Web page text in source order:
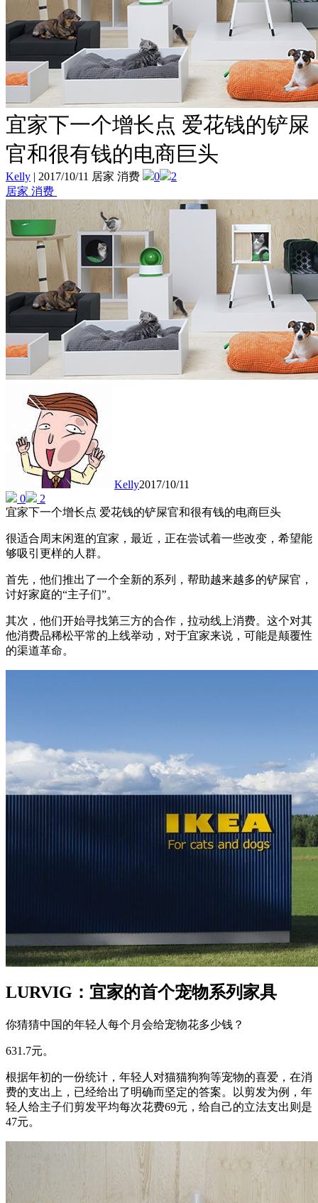
宜家下一个增长点 爱花钱的铲屎
官和很有钱的电商巨头
Kelly | 2017/10/11 居家 消费 0
2
居家 消费
Kelly2017/10/11
0
2
宜家下一个增长点 爱花钱的铲屎官和很有钱的电商巨头
很适合周末闲逛的宜家，最近，正在尝试着一些改变，希望能
够吸引更样的人群。
首先，他们推出了一个全新的系列，帮助越来越多的铲屎官，
讨好家庭的“主子们”。
其次，他们开始寻找第三方的合作，拉动线上消费。这个对其
他消费品稀松平常的上线举动，对于宜家来说，可能是颠覆性
的渠道革命。
LURVIG：宜家的首个宠物系列家具
你猜猜中国的年轻人每个月会给宠物花多少钱？
631.7元。
根据年初的一份统计，年轻人对猫猫狗狗等宠物的喜爱，在消
费的支出上，已经给出了明确而坚定的答案。以剪发为例，年
轻人给主子们剪发平均每次花费69元，给自己的立法支出则是
47元。